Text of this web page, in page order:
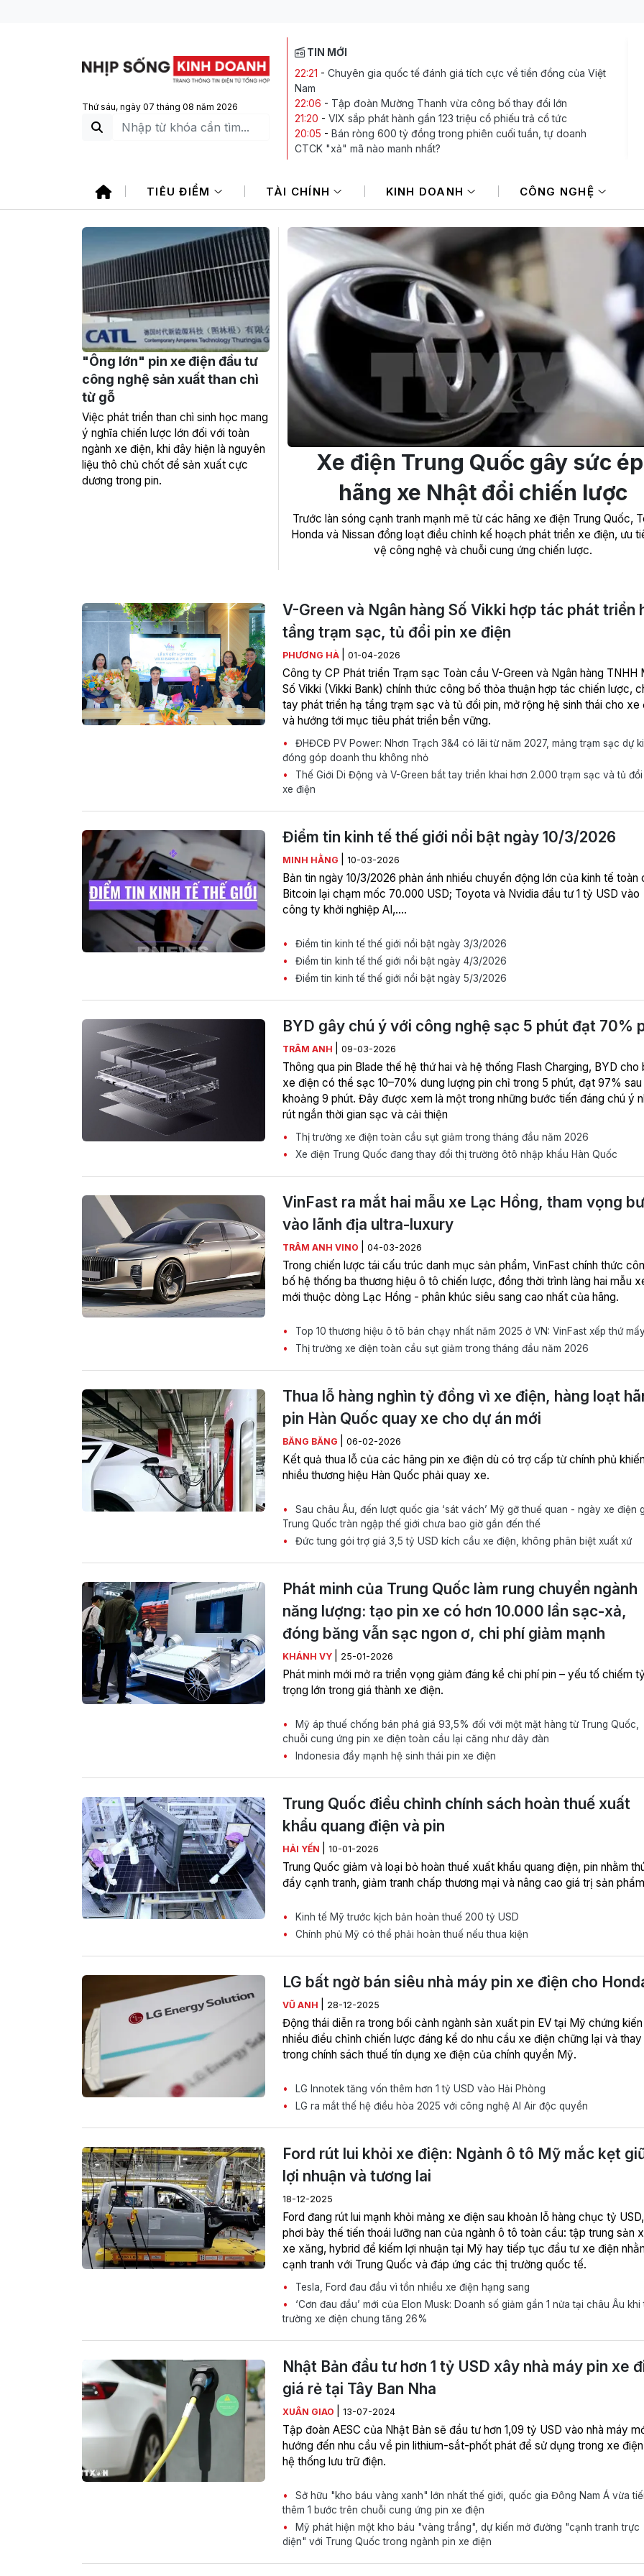
Thứ sáu, ngày 07 tháng 08 năm 2026
TIN MỚI
22:21 - Chuyên gia quốc tế đánh giá tích cực về tiền đồng của Việt
Nam
22:06 - Tập đoàn Mường Thanh vừa công bố thay đổi lớn
21:20 - VIX sắp phát hành gần 123 triệu cổ phiếu trả cổ tức
20:05 - Bán ròng 600 tỷ đồng trong phiên cuối tuần, tự doanh
CTCK "xả" mã nào mạnh nhất?
19:50- VPBank tiếp tục huy động 1.600 tỷ đồng qua kênh trái
phiếu
TIÊU ĐIỂM TÀI CHÍNH KINH DOANH CÔNG NGHỆ
"Ông lớn" pin xe điện đầu tư
công nghệ sản xuất than chì
từ gỗ
Việc phát triển than chì sinh học mang
ý nghĩa chiến lược lớn đối với toàn
ngành xe điện, khi đây hiện là nguyên
liệu thô chủ chốt để sản xuất cực
dương trong pin.
Xe điện Trung Quốc gây sức
hãng xe Nhật đổi chiến lược
Trước làn sóng cạnh tranh mạnh mẽ từ các hãng xe điện Trung Quốc,
Honda và Nissan đồng loạt điều chỉnh kế hoạch phát triển xe điện, ưu
vệ công nghệ và chuỗi cung ứng chiến lược.
V-Green và Ngân hàng Số Vikki hợp tác phát triển
tầng trạm sạc, tủ đổi pin xe điện
PHƯƠNG HÀ 01-04-2026
Công ty CP Phát triển Trạm sạc Toàn cầu V-Green và Ngân hàng TNHH
Số Vikki (Vikki Bank) chính thức công bố thỏa thuận hợp tác chiến lược,
tay phát triển hạ tầng trạm sạc và tủ đổi pin, mở rộng hệ sinh thái cho xe
và hướng tới mục tiêu phát triển bền vững.
ĐHĐCĐ PV Power: Nhơn Trạch 3&4 có lãi từ năm 2027, mảng trạm sạc dự
đóng góp doanh thu không nhỏ
Thế Giới Di Động và V-Green bắt tay triển khai hơn 2.000 trạm sạc và tủ đổi
xe điện
Điểm tin kinh tế thế giới nổi bật ngày 10/3/2026
MINH HẰNG 10-03-2026
Bản tin ngày 10/3/2026 phản ánh nhiều chuyển động lớn của kinh tế toàn
Bitcoin lại chạm mốc 70.000 USD; Toyota và Nvidia đầu tư 1 tỷ USD vào
công ty khởi nghiệp AI,....
Điểm tin kinh tế thế giới nổi bật ngày 3/3/2026
Điểm tin kinh tế thế giới nổi bật ngày 4/3/2026
Điểm tin kinh tế thế giới nổi bật ngày 5/3/2026
BYD gây chú ý với công nghệ sạc 5 phút đạt 70%
TRÂM ANH 09-03-2026
Thông qua pin Blade thế hệ thứ hai và hệ thống Flash Charging, BYD cho
xe điện có thể sạc 10–70% dung lượng pin chỉ trong 5 phút, đạt 97% sau
khoảng 9 phút. Đây được xem là một trong những bước tiến đáng chú ý
rút ngắn thời gian sạc và cải thiện
Thị trường xe điện toàn cầu sụt giảm trong tháng đầu năm 2026
Xe điện Trung Quốc đang thay đổi thị trường ôtô nhập khẩu Hàn Quốc
VinFast ra mắt hai mẫu xe Lạc Hồng, tham vọng
vào lãnh địa ultra-luxury
TRÂM ANH VINO 04-03-2026
Trong chiến lược tái cấu trúc danh mục sản phẩm, VinFast chính thức
bố hệ thống ba thương hiệu ô tô chiến lược, đồng thời trình làng hai mẫu
mới thuộc dòng Lạc Hồng - phân khúc siêu sang cao nhất của hãng.
Top 10 thương hiệu ô tô bán chạy nhất năm 2025 ở VN: VinFast xếp thứ
Thị trường xe điện toàn cầu sụt giảm trong tháng đầu năm 2026
Thua lỗ hàng nghìn tỷ đồng vì xe điện, hàng loạt
pin Hàn Quốc quay xe cho dự án mới
BĂNG BĂNG 06-02-2026
Kết quả thua lỗ của các hãng pin xe điện dù có trợ cấp từ chính phủ khiến
nhiều thương hiệu Hàn Quốc phải quay xe.
Sau châu Âu, đến lượt quốc gia ‘sát vách’ Mỹ gỡ thuế quan - ngày xe điện
Trung Quốc tràn ngập thế giới chưa bao giờ gần đến thế
Đức tung gói trợ giá 3,5 tỷ USD kích cầu xe điện, không phân biệt xuất xứ
Phát minh của Trung Quốc làm rung chuyển ngành
năng lượng: tạo pin xe có hơn 10.000 lần sạc-xả,
đóng băng vẫn sạc ngon ơ, chi phí giảm mạnh
KHÁNH VY 25-01-2026
Phát minh mới mở ra triển vọng giảm đáng kể chi phí pin – yếu tố chiếm tỷ
trọng lớn trong giá thành xe điện.
Mỹ áp thuế chống bán phá giá 93,5% đối với một mặt hàng từ Trung Quốc,
chuỗi cung ứng pin xe điện toàn cầu lại căng như dây đàn
Indonesia đẩy mạnh hệ sinh thái pin xe điện
Trung Quốc điều chỉnh chính sách hoàn thuế xuất
khẩu quang điện và pin
HẢI YẾN 10-01-2026
Trung Quốc giảm và loại bỏ hoàn thuế xuất khẩu quang điện, pin nhằm
đẩy cạnh tranh, giảm tranh chấp thương mại và nâng cao giá trị sản
Kinh tế Mỹ trước kịch bản hoàn thuế 200 tỷ USD
Chính phủ Mỹ có thể phải hoàn thuế nếu thua kiện
LG bất ngờ bán siêu nhà máy pin xe điện cho
VŨ ANH 28-12-2025
Động thái diễn ra trong bối cảnh ngành sản xuất pin EV tại Mỹ chứng kiến
nhiều điều chỉnh chiến lược đáng kể do nhu cầu xe điện chững lại và thay
trong chính sách thuế tín dụng xe điện của chính quyền Mỹ.
LG Innotek tăng vốn thêm hơn 1 tỷ USD vào Hải Phòng
LG ra mắt thế hệ điều hòa 2025 với công nghệ AI Air độc quyền
Ford rút lui khỏi xe điện: Ngành ô tô Mỹ mắc kẹt
lợi nhuận và tương lai
18-12-2025
Ford đang rút lui mạnh khỏi mảng xe điện sau khoản lỗ hàng chục tỷ USD,
phơi bày thế tiến thoái lưỡng nan của ngành ô tô toàn cầu: tập trung sản
xe xăng, hybrid để kiếm lợi nhuận tại Mỹ hay tiếp tục đầu tư xe điện
cạnh tranh với Trung Quốc và đáp ứng các thị trường quốc tế.
Tesla, Ford đau đầu vì tồn nhiều xe điện hạng sang
‘Cơn đau đầu’ mới của Elon Musk: Doanh số giảm gần 1 nửa tại châu Âu khi
trường xe điện chung tăng 26%
Nhật Bản đầu tư hơn 1 tỷ USD xây nhà máy pin xe
giá rẻ tại Tây Ban Nha
XUÂN GIAO 13-07-2024
Tập đoàn AESC của Nhật Bản sẽ đầu tư hơn 1,09 tỷ USD vào nhà máy
hướng đến nhu cầu về pin lithium-sắt-phốt phát để sử dụng trong xe
hệ thống lưu trữ điện.
Sở hữu "kho báu vàng xanh" lớn nhất thế giới, quốc gia Đông Nam Á vừa
thêm 1 bước trên chuỗi cung ứng pin xe điện
Mỹ phát hiện một kho báu "vàng trắng", dự kiến mở đường "cạnh tranh trực
diện" với Trung Quốc trong ngành pin xe điện